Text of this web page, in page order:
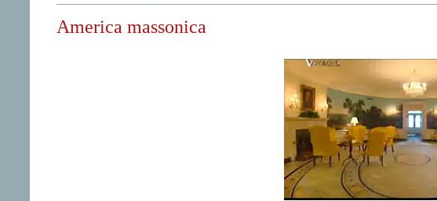
America massonica